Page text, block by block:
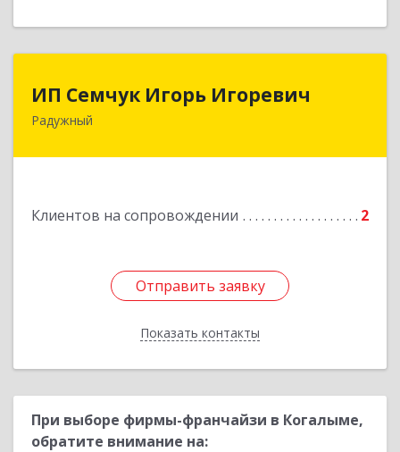
ИП Семчук Игорь Игоревич
Радужный
Клиентов на сопровождении 2
Отправить заявку
Показать контакты
628464, ХМАО-Югра, г. Радужный, 1 мкн.,
Отправить заявку
Назад
При выборе фирмы-франчайзи в Когалыме,
обратите внимание на: